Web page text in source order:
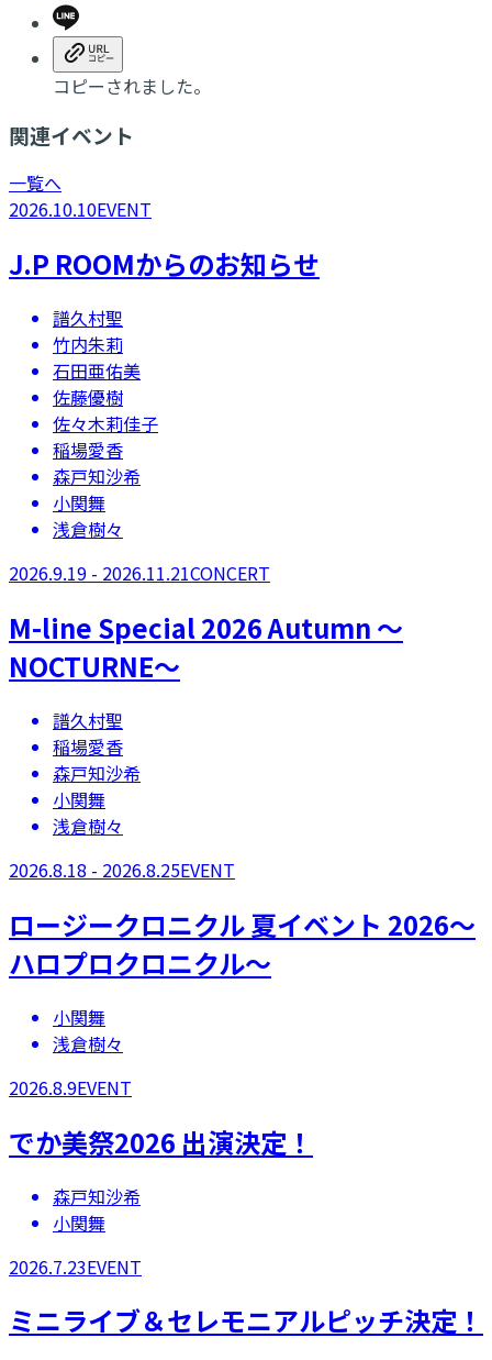
コピーされました。
関連イベント
一覧へ
2026.10.10EVENT
J.P ROOMからのお知らせ
譜久村聖
竹内朱莉
石田亜佑美
佐藤優樹
佐々木莉佳子
稲場愛香
森戸知沙希
小関舞
浅倉樹々
2026.9.19 - 2026.11.21CONCERT
M-line Special 2026 Autumn 〜
NOCTURNE〜
譜久村聖
稲場愛香
森戸知沙希
小関舞
浅倉樹々
2026.8.18 - 2026.8.25EVENT
ロージークロニクル 夏イベント 2026～
ハロプロクロニクル～
小関舞
浅倉樹々
2026.8.9EVENT
でか美祭2026 出演決定！
森戸知沙希
小関舞
2026.7.23EVENT
ミニライブ＆セレモニアルピッチ決定！